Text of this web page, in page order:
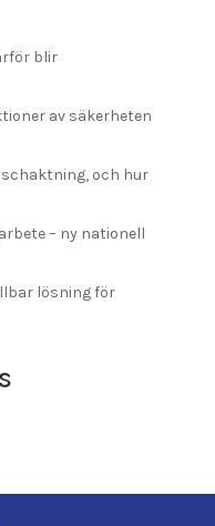
blir
av säkerheten
schaktning, och hur
– ny nationell
lösning för